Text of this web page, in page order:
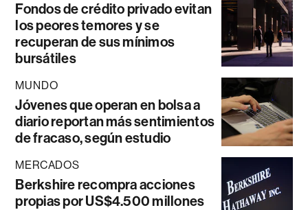
Fondos de crédito privado evitan
los peores temores y se
recuperan de sus mínimos
bursátiles
MUNDO
Jóvenes que operan en bolsa a
diario reportan más sentimientos
de fracaso, según estudio
MERCADOS
Berkshire recompra acciones
propias por US$4.500 millones